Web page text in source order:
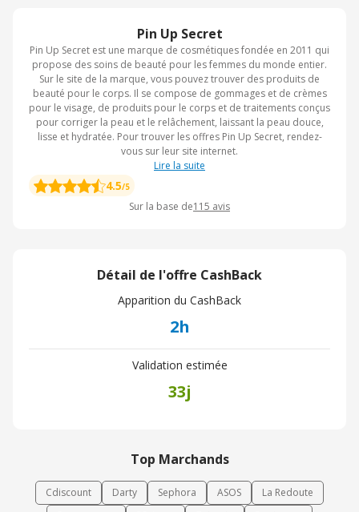
Pin Up Secret
Pin Up Secret est une marque de cosmétiques fondée en 2011 qui
propose des soins de beauté pour les femmes du monde entier.
Sur le site de la marque, vous pouvez trouver des produits de
beauté pour le corps. Il se compose de gommages et de crèmes
pour le visage, de produits pour le corps et de traitements conçus
pour corriger la peau et le relâchement, laissant la peau douce,
lisse et hydratée. Pour trouver les offres Pin Up Secret, rendez-
vous sur leur site internet.
Lire la suite
4.5/5
Sur la base de115 avis
Détail de l'offre CashBack
Apparition du CashBack
2h
Validation estimée
33j
Top Marchands
Cdiscount Darty Sephora ASOS
La Redoute